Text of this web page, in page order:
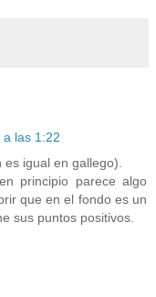
las 1:22
igual en gallego).
principio parece algo
que en el fondo es un
sus puntos positivos.